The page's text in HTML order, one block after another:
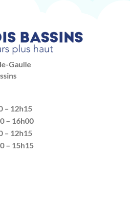
Gaulle
– 12h15
– 16h00
– 12h15
– 15h15